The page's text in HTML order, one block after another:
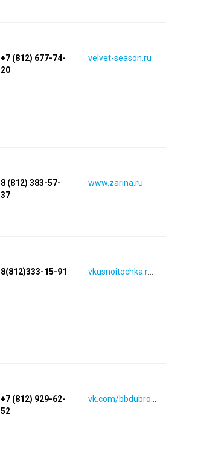
+7 (812) 677-74-
20
velvet-season.ru
8 (812) 383-57-
37
www.zarina.ru
8(812)333-15-91 vkusnoitochka.ruvkusnoitochka.ru
+7 (812) 929-62-
52
vk.com/bbdubrowskiy